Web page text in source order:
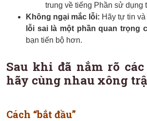
trung về tiếng Phần sử dụng
Không ngại mắc lỗi: Hãy tự tin
lỗi sai là một phần quan trọng
bạn tiến bộ hơn.
Sau khi đã nắm rõ
hãy cùng nhau xông
Cách “bắt đầu”